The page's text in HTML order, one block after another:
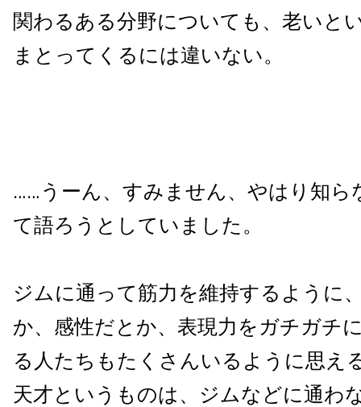
関わるある分野についても、老いと
まとってくるには違いない。
……うーん、すみません、やはり知ら
て語ろうとしていました。
ジムに通って筋力を維持するように
か、感性だとか、表現力をガチガチ
る人たちもたくさんいるように思え
天才というものは、ジムなどに通わ